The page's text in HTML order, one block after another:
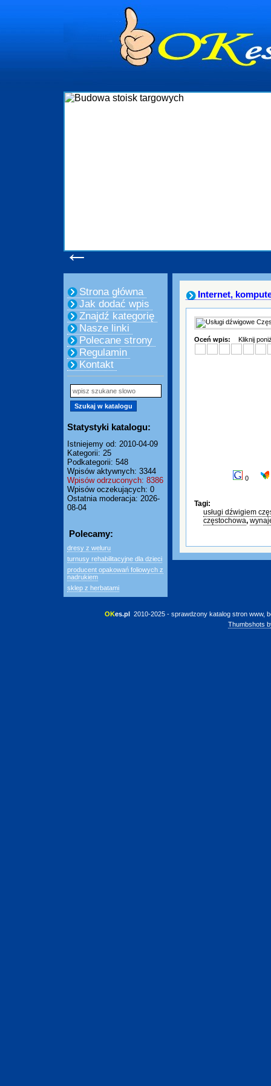
←
Strona główna
Jak dodać wpis
Znajdź kategorię
Nasze linki
Polecane strony
Regulamin
Kontakt
Statystyki katalogu:
Istniejemy od: 2010-04-09
Kategorii: 25
Podkategorii: 548
Wpisów aktywnych: 3344
Wpisów odrzuconych: 8386
Wpisów oczekujących: 0
Ostatnia moderacja: 2026-
08-04
Polecamy:
dresy z weluru
turnusy rehabilitacyjne dla dzieci
producent opakowań foliowych z
nadrukiem
sklep z herbatami
Internet,
Oceń wpis: Kliknij
0
Tagi:
usługi dźwigiem
częstochowa,
OKes.pl 2010-2025 - sprawdzony katalog stron www,
Thumbshots